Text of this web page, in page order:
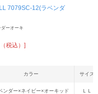
7079SC-12(ラベンダ
ーオーキ
税込）]
カラー サイズ
ンダー×ネイビー×オーキッド ＬＬ